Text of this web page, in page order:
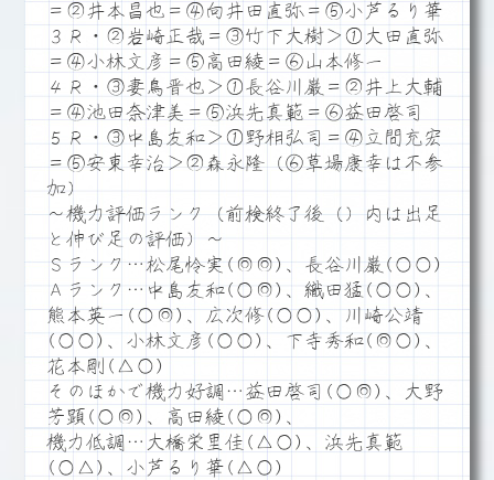
＝②井本昌也＝④向井田直弥＝⑤小芦るり華
３Ｒ・②岩崎正哉＝③竹下大樹＞①大田直弥
＝④小林文彦＝⑤高田綾＝⑥山本修一
４Ｒ・③妻鳥晋也＞①長谷川巌＝②井上大輔
＝④池田奈津美＝⑤浜先真範＝⑥益田啓司
５Ｒ・③中島友和＞①野相弘司＝④立間充宏
＝⑤安東幸治＞②森永隆（⑥草場康幸は不参
加）
～機力評価ランク（前検終了後（）内は出足
と伸び足の評価）～
Ｓランク…松尾怜実(◎◎)、長谷川巌(○○)
Ａランク…中島友和(○◎)、織田猛(○○)、
熊本英一(○◎)、広次修(○○)、川崎公靖
(○○)、小林文彦(○○)、下寺秀和(◎○)、
花本剛(△○)
そのほかで機力好調…益田啓司(○◎)、大野
芳顕(○◎)、高田綾(○◎)、
機力低調…大橋栄里佳(△○)、浜先真範
(○△)、小芦るり華(△○)